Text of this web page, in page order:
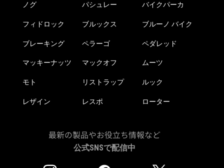
ノグ パシュレー バイクパーカ
フィドロック ブルックス ブルーノ バイク
ブレーキング ペラーゴ ペダレッド
マッキーナッツ マックオフ ムーツ
モト リストラップ ルック
レザイン レスポ ローター
最新の製品やお役立ち情報など
公式SNSで配信中